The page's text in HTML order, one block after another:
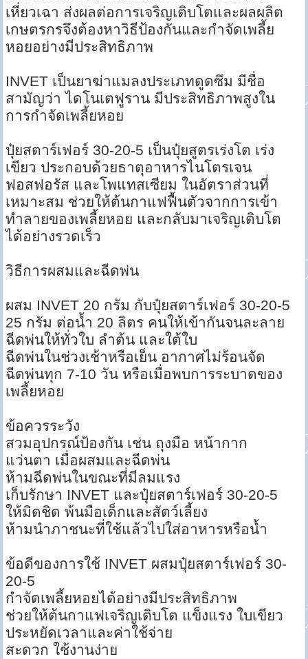
เหี่ยวเฉา ส่งผลต่อการเจริญเติบโตและผลผลิต
เกษตรกรจึงต้องหาวิธีป้องกันและกำจัดเพลี้ย
หอยอย่างมีประสิทธิภาพ
INVET เป็นยาฆ่าแมลงประเภทดูดซึม มีชื่อ
สามัญว่า ไดโนเตฟูราน มีประสิทธิภาพสูงใน
การกำจัดเพลี้ยหอย
ปุ๋ยสตาร์เฟอร์ 30-20-5 เป็นปุ๋ยสูตรเร่งโต เร่ง
เขียว ประกอบด้วยธาตุอาหารไนโตรเจน
ฟอสฟอรัส และโพแทสเซียม ในอัตราส่วนที่
เหมาะสม ช่วยให้ต้นกาแฟฟื้นตัวจากการเข้า
ทำลายของเพลี้ยหอย และกลับมาเจริญเติบโต
ได้อย่างรวดเร็ว
วิธีการผสมและฉีดพ่น
ผสม INVET 20 กรัม กับปุ๋ยสตาร์เฟอร์ 30-20-5
25 กรัม ต่อน้ำ 20 ลิตร คนให้เข้ากันจนละลาย
ฉีดพ่นให้ทั่วใบ ลำต้น และใต้ใบ
ฉีดพ่นในช่วงเช้าหรือเย็น อากาศไม่ร้อนจัด
ฉีดพ่นทุก 7-10 วัน หรือเมื่อพบการระบาดของ
เพลี้ยหอย
ข้อควรระวัง
สวมอุปกรณ์ป้องกัน เช่น ถุงมือ หน้ากาก
แว่นตา เมื่อผสมและฉีดพ่น
ห้ามฉีดพ่นในขณะที่มีลมแรง
เก็บรักษา INVET และปุ๋ยสตาร์เฟอร์ 30-20-5
ให้มิดชิด พ้นมือเด็กและสัตว์เลี้ยง
ห้ามนำภาชนะที่ใช้แล้วไปใส่อาหารหรือน้ำ
ข้อดีของการใช้ INVET ผสมปุ๋ยสตาร์เฟอร์ 30-
20-5
กำจัดเพลี้ยหอยได้อย่างมีประสิทธิภาพ
ช่วยให้ต้นกาแฟเจริญเติบโต แข็งแรง ใบเขียว
ประหยัดเวลาและค่าใช้จ่าย
สะดวก ใช้งานง่าย